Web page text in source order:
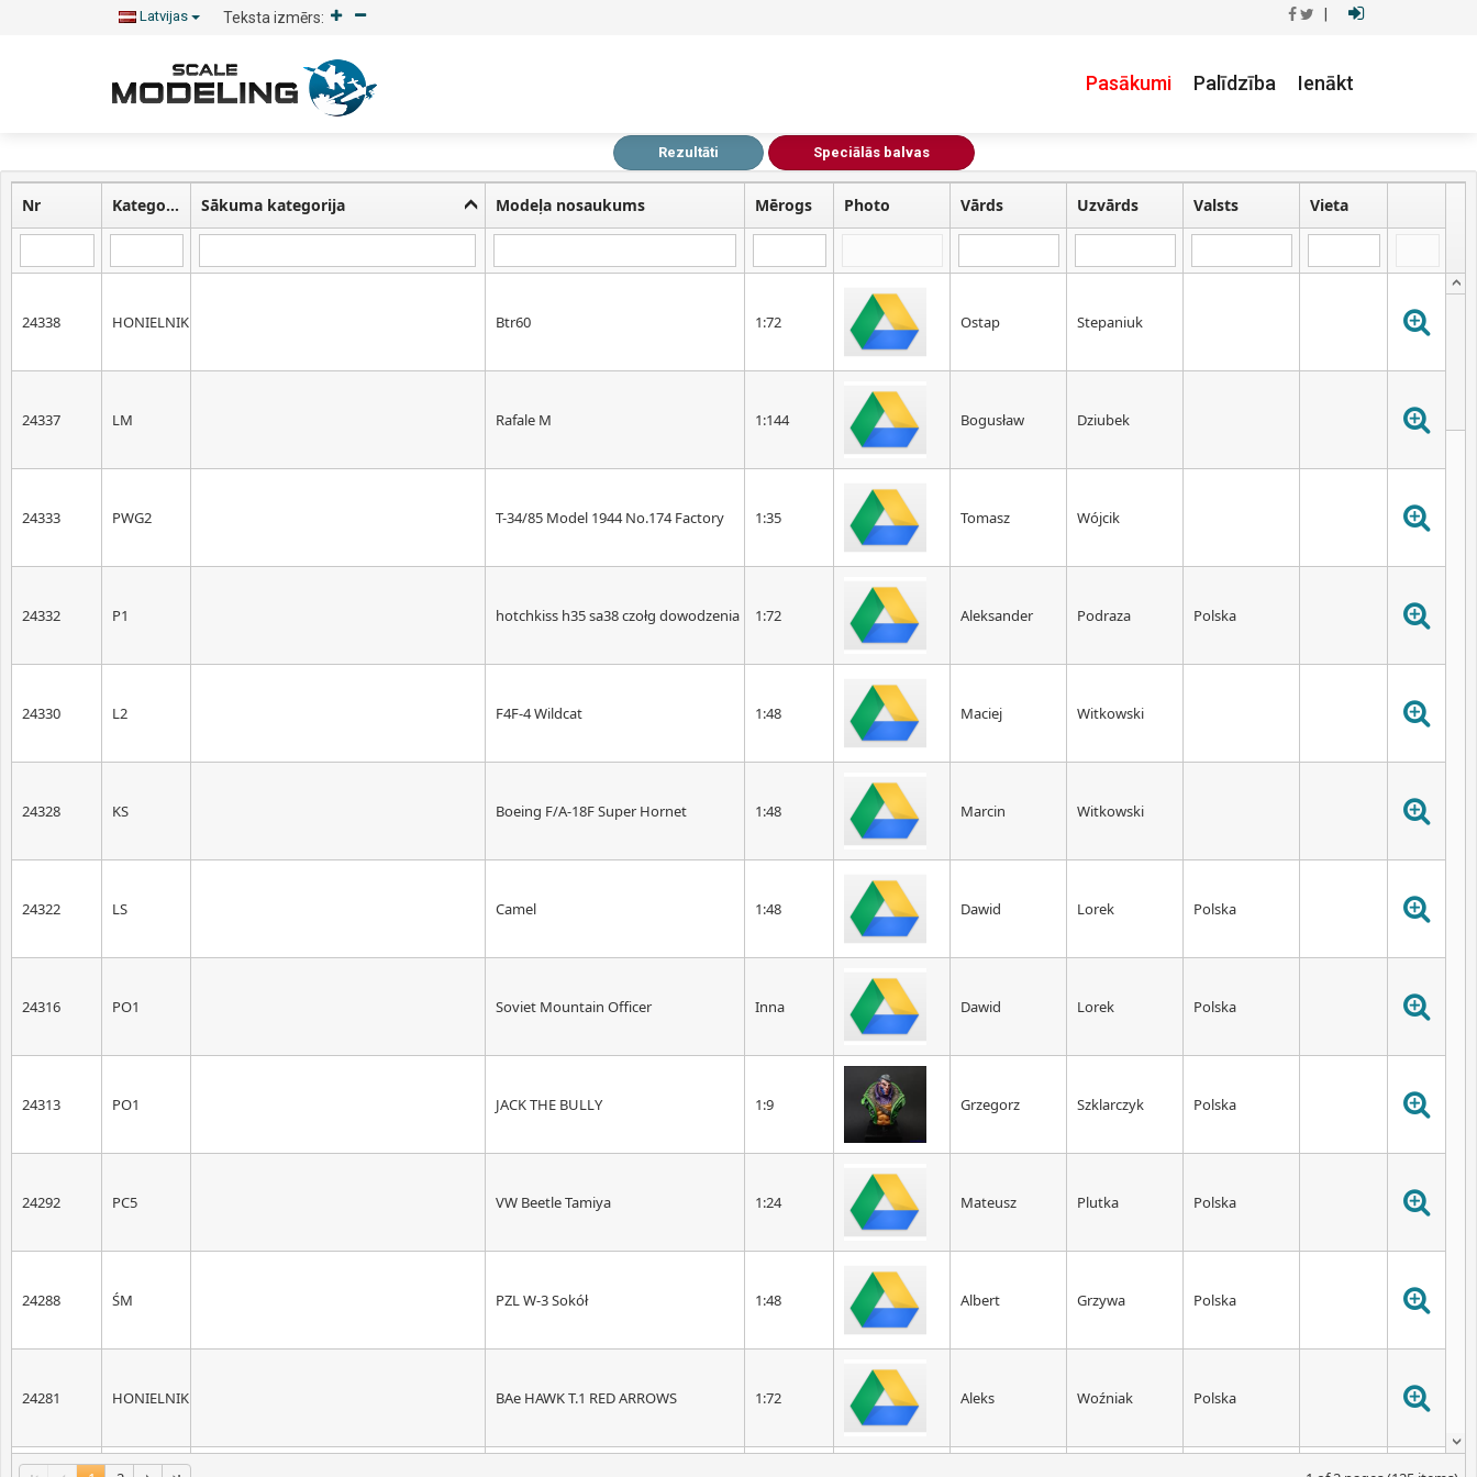
Latvijas Teksta izmērs:
Pasākumi Palīdzība Ienākt
Rezultāti Speciālās balvas
Nr Kategorijas kods Sākuma kategorija Modeļa nosaukums Mērogs Photo Vārds Uzvārds Valsts Vieta
24338 HONIELNIK Btr60 1:72 Ostap Stepaniuk
24337 LM Rafale M 1:144 Bogusław Dziubek
24333 PWG2 T-34/85 Model 1944 No.174 Factory 1:35 Tomasz Wójcik
24332 P1 hotchkiss h35 sa38 czołg dowodzenia 1:72 Aleksander Podraza Polska
24330 L2 F4F-4 Wildcat 1:48 Maciej Witkowski
24328 KS Boeing F/A-18F Super Hornet 1:48 Marcin Witkowski
24322 LS Camel 1:48 Dawid Lorek Polska
24316 PO1 Soviet Mountain Officer Inna Dawid Lorek Polska
24313 PO1 JACK THE BULLY 1:9 Grzegorz Szklarczyk Polska
24292 PC5 VW Beetle Tamiya 1:24 Mateusz Plutka Polska
24288 ŚM PZL W-3 Sokół 1:48 Albert Grzywa Polska
24281 HONIELNIK BAe HAWK T.1 RED ARROWS 1:72 Aleks Woźniak Polska